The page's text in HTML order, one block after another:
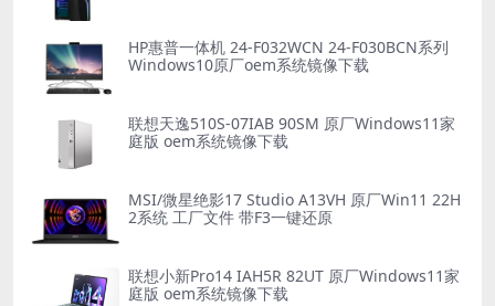
HP惠普一体机 24-F032WCN 24-F030BCN系列
Windows10原厂oem系统镜像下载
联想天逸510S-07IAB 90SM 原厂Windows11家
庭版 oem系统镜像下载
MSI/微星绝影17 Studio A13VH 原厂Win11 22H
2系统 工厂文件 带F3一键还原
联想小新Pro14 IAH5R 82UT 原厂Windows11家
庭版 oem系统镜像下载